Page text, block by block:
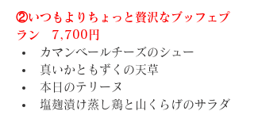
②いつもよりちょっと贅沢なブッフェプ
ラン　7,700円
カマンベールチーズのシュー
真いかともずくの天草
本日のテリーヌ
塩麹漬け蒸し鶏と山くらげのサラダ